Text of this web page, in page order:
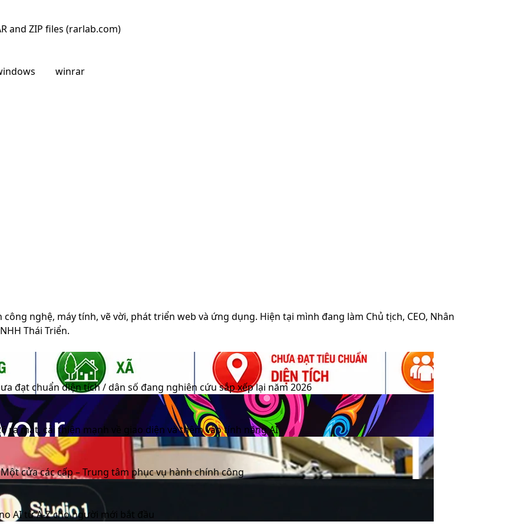
and ZIP files (rarlab.com)
winrar
nghệ, máy tính, vẽ vời, phát triển web và ứng dụng. Hiện tại mình đang làm Chủ tịch, CEO, Nhân
Thái Triển.
đạt chuẩn diện tích / dân số đang nghiên cứu sắp xếp lại năm 2026
ra mắt, cải thiện mạnh về giao diện và thêm vào tính năng AI
cửa các cấp – Trung tâm phục vụ hành chính công
AI từ A-Z cho người mới bắt đầu